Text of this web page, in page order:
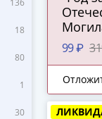
136
18
80
1
30
99 ₽